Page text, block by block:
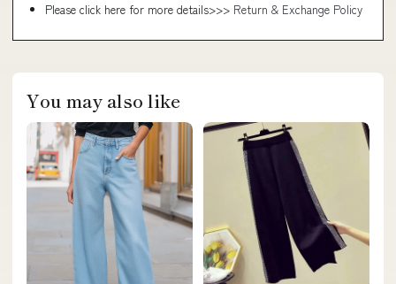
Please click here for more details>>> Return & Exchange Policy
You may also like